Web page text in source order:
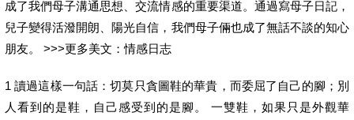
成了我們母子溝通思想、交流情感的重要渠道。通過寫母子日記，
兒子變得活潑開朗、陽光自信，我們母子倆也成了無話不談的知心
朋友。 >>>更多美文：情感日志
1 讀過這樣一句話：切莫只貪圖鞋的華貴，而委屈了自己的腳；別
人看到的是鞋，自己感受到的是腳。 一雙鞋，如果只是外觀華